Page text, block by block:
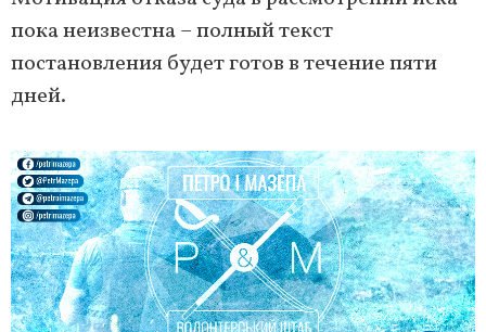
пока неизвестна – полный текст
постановления будет готов в течение пяти
дней.